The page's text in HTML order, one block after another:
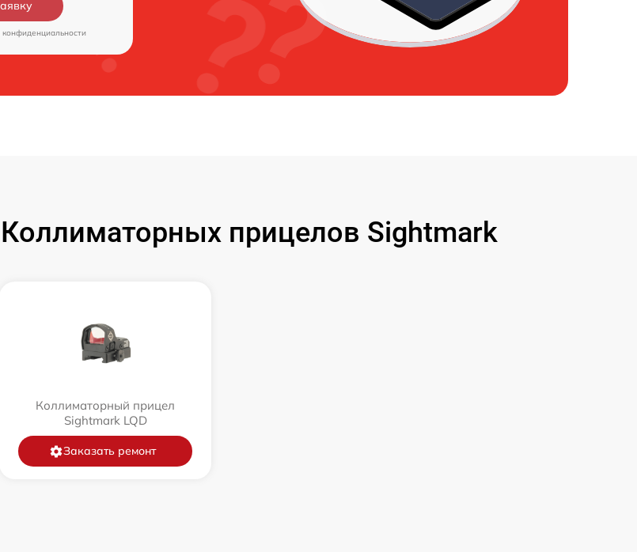
конфиденциальности
прицелов Sightmark
Коллиматорный прицел
Sightmark LQD
Заказать ремонт